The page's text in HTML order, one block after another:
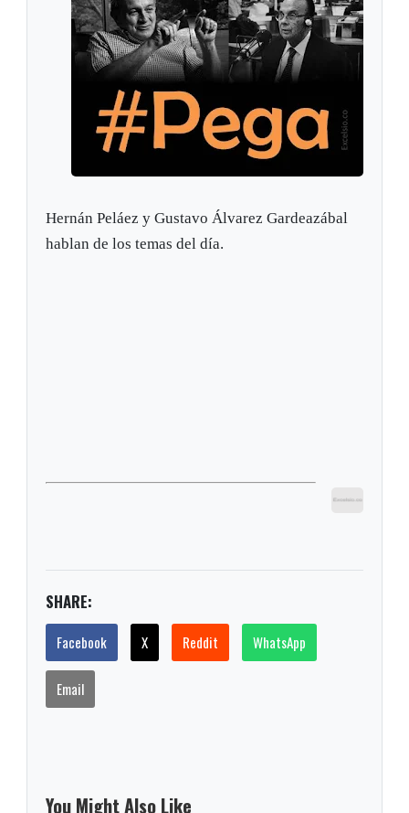
Hernán Peláez y Gustavo Álvarez Gardeazábal
hablan de los temas del día.
SHARE:
Facebook X Reddit WhatsApp
Email
You Might Also Like